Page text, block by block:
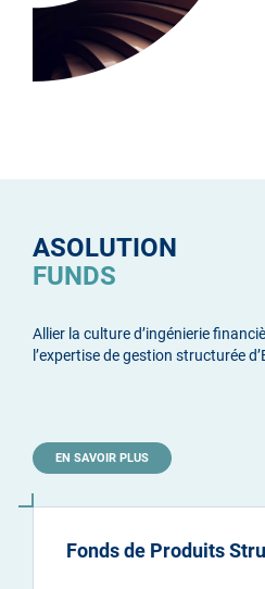
ASOLUTION
FUNDS
Allier la culture d’ingénierie
l’expertise de gestion structurée
EN SAVOIR PLUS
Fonds de Produits